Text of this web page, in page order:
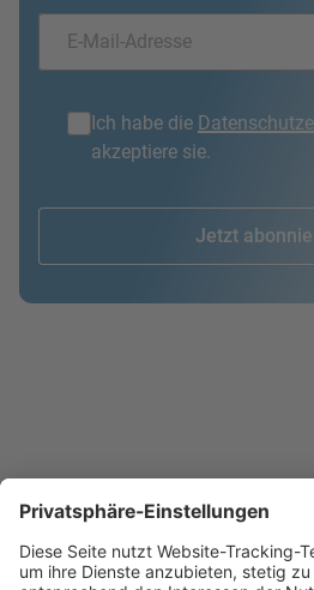
Ich habe die
akzeptiere sie.
Jetzt